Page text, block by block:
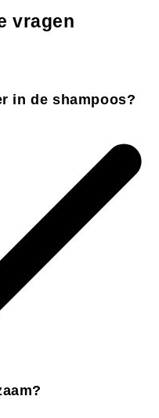
vragen
in de shampoos?